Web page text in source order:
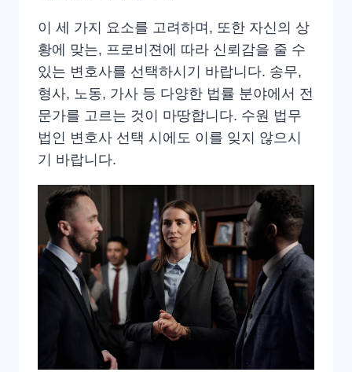
이 세 가지 요소를 고려하며, 또한 자신의 상
황에 맞는, 프로비젼에 따라 신뢰감을 줄 수
있는 변호사를 선택하시기 바랍니다. 송무,
형사, 노동, 가사 등 다양한 법률 분야에서 전
문가를 고르는 것이 마땅합니다. 수원 법무
법인 변호사 선택 시에도 이를 잊지 않으시
기 바랍니다.